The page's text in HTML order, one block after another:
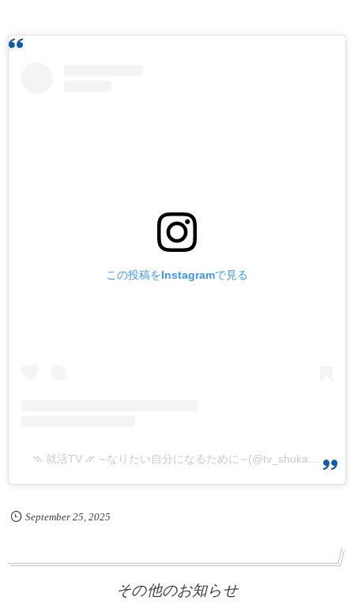
この投稿をInstagramで見る
September 25 2025
その他のお知らせ